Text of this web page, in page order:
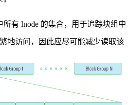
所有 Inode 的集合，用于追踪块组中
地访问，因此应尽可能减少读取该